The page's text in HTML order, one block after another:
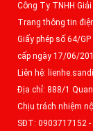
Công Ty TNHH
Trang thông tin
Giấy phép số 64/
cấp ngày 17/06/
Liên hệ:
Địa chỉ: 888/1
Chịu trách nhiệm
SĐT: 0903717152